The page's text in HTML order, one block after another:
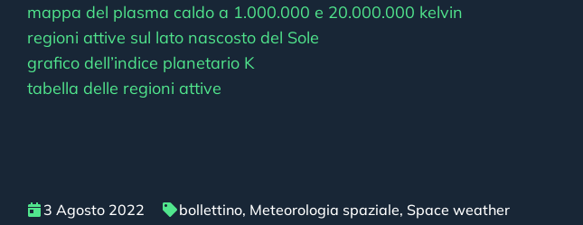
mappa del plasma caldo a 1.000.000 e 20.000.000 kelvin
regioni attive sul lato nascosto del Sole
grafico dell’indice planetario K
tabella delle regioni attive
3 Agosto 2022 bollettino, Meteorologia spaziale, Space weather